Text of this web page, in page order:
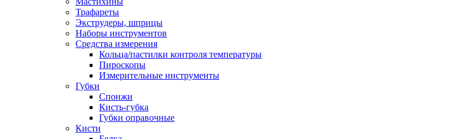
Трафареты
Экструдеры, шприцы
Наборы инструментов
Средства измерения
Кольца/пастилки контроля температуры
Пироскопы
Измерительные инструменты
Губки
Спонжи
Кисть-губка
Губки оправочные
Кисти